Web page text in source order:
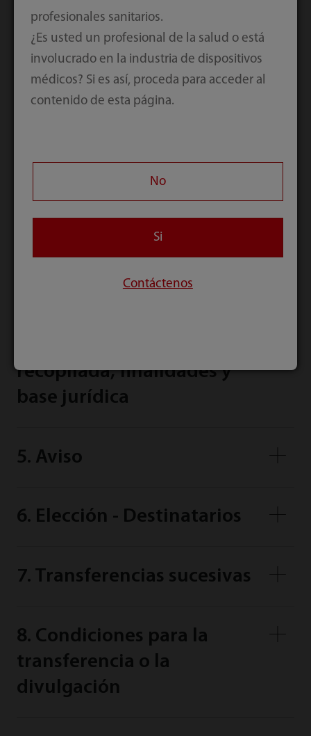
Información Personal a petición suya.
f. Revisaremos regularmente cómo estamos
cumpliendo estas cláusulas de privacidad, y
proporcionaremos una vía específica e
independiente de resolver las quejas sobre
2. Alcance de la Declaración
3. Modificaciones y
actualizaciones
recopilada, finalidades y
base jurídica
5. Aviso
6. Elección - Destinatarios
7. Transferencias sucesivas
8. Condiciones para la
transferencia o la
divulgación
profesionales sanitarios.
¿Es usted un profesional de la salud o está
involucrado en la industria de dispositivos
médicos? Si es así, proceda para acceder al
contenido de esta página.
No
Si
Contáctenos